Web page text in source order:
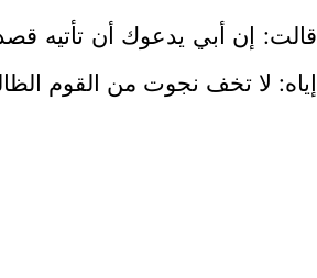
قالت: إن أبي يدعوك أن تأتيه
إياه: لا تخف نجوت من القوم